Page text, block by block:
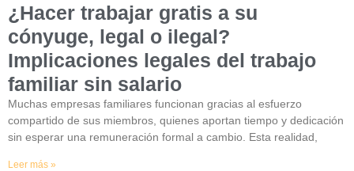
¿Hacer trabajar gratis a su
cónyuge, legal o ilegal?
Implicaciones legales del trabajo
familiar sin salario
Muchas empresas familiares funcionan gracias al esfuerzo
compartido de sus miembros, quienes aportan tiempo y dedicación
sin esperar una remuneración formal a cambio. Esta realidad,
Leer más »